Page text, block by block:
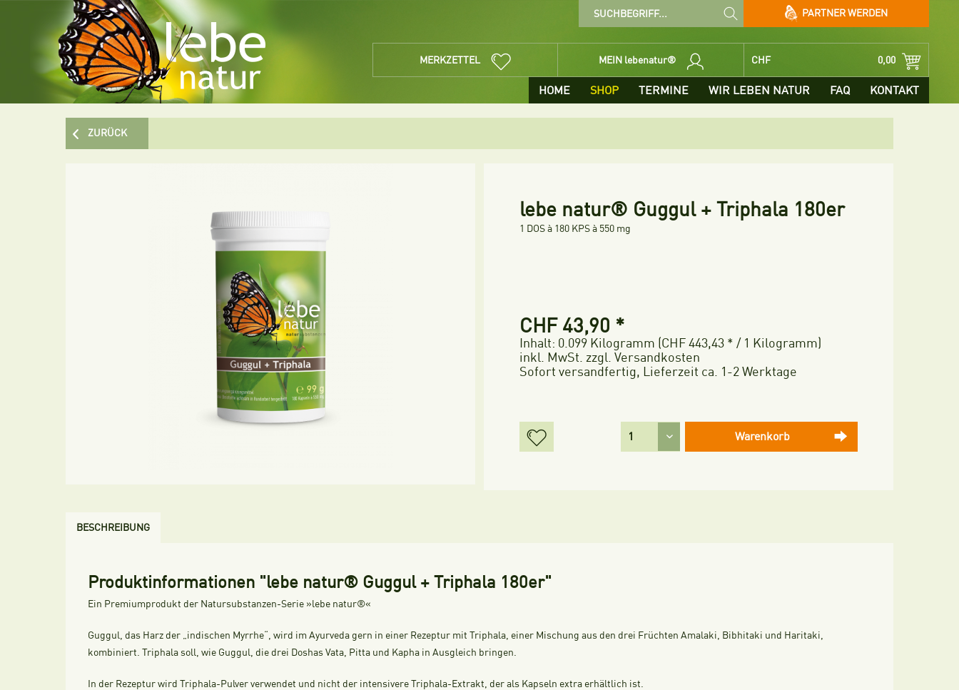
PARTNER WERDEN
MERKZETTEL MEIN lebenatur® CHF 0,00
HOME SHOP TERMINE WIR LEBEN NATUR FAQ KONTAKT
ZURÜCK
lebe natur® Guggul + Triphala 180er
1 DOS à 180 KPS à 550 mg
CHF 43,90 *
Inhalt: 0.099 Kilogramm (CHF 443,43 * / 1 Kilogramm)
inkl. MwSt. zzgl. Versandkosten
Sofort versandfertig, Lieferzeit ca. 1-2 Werktage
Warenkorb
BESCHREIBUNG
Produktinformationen "lebe natur® Guggul + Triphala 180er"
Ein Premiumprodukt der Natursubstanzen-Serie »lebe natur®«
Guggul, das Harz der „indischen Myrrhe“, wird im Ayurveda gern in einer Rezeptur mit Triphala, einer Mischung aus den drei Früchten Amalaki, Bibhitaki und Haritaki,
kombiniert. Triphala soll, wie Guggul, die drei Doshas Vata, Pitta und Kapha in Ausgleich bringen.
In der Rezeptur wird Triphala-Pulver verwendet und nicht der intensivere Triphala-Extrakt, der als Kapseln extra erhältlich ist.